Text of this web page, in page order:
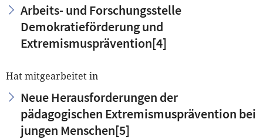
Arbeits- und Forschungsstelle
Demokratieförderung und
Extremismusprävention[4]
Hat mitgearbeitet in
Neue Herausforderungen der
pädagogischen Extremismusprävention bei
jungen Menschen[5]